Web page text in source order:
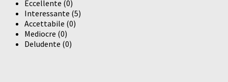
Eccellente (0)
Interessante (5)
Accettabile (0)
Mediocre (0)
Deludente (0)